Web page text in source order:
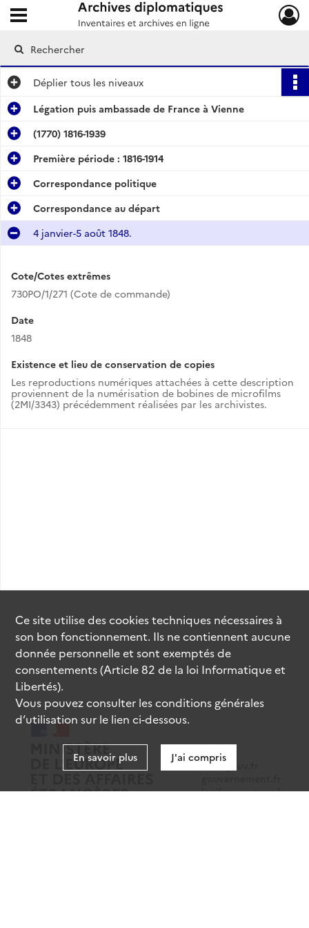
Archives diplomatiques
Ouvrir le menu déroulant
Déplier tous les niveaux
Légation puis ambassade de France à Vienne
(1770) 1816-1939
Première période : 1816-1914
Correspondance politique
Correspondance au départ
4 janvier-5 août 1848.
Cote/Cotes extrêmes
730PO/1/271 (Cote de commande)
Date
1848
Existence et lieu de conservation de copies
Les reproductions numériques attachées à cette description
proviennent de la numérisation de bobines de microfilms
(2MI/3343) précédemment réalisées par les archivistes.
data.gouv.fr
legifrance.gouv.fr
Ce site utilise descookiestechniques nécessaires à
son bon fonctionnement. Ils ne contiennent aucune
donnée personnelle et sont exemptés de
consentements (Article 82 de la loi Informatique et
Libertés).
Vous pouvez consulter les conditions générales
d’utilisation sur le lien ci-dessous.
En savoir plus J'ai compris